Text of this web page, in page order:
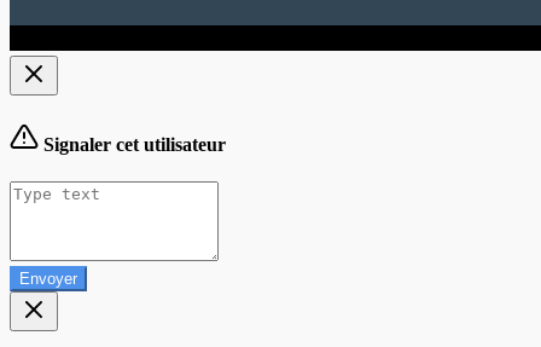
Signaler cet utilisateur
Envoyer